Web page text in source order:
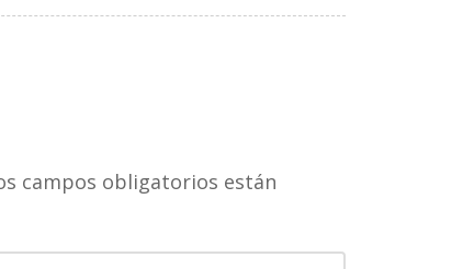
campos obligatorios están